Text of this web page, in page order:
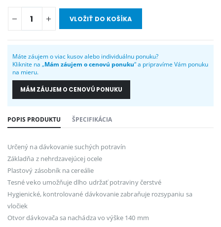
VLOŽIŤ DO KOŠÍKA
Máte záujem o viac kusov alebo individuálnu ponuku?
Kliknite na „Mám záujem o cenovú ponuku“ a pripravíme Vám ponuku
na mieru.
MÁM ZÁUJEM O CENOVÚ PONUKU
POPIS PRODUKTU ŠPECIFIKÁCIA
Určený na dávkovanie suchých potravín
Základňa z nehrdzavejúcej ocele
Plastový zásobník na cereálie
Tesné veko umožňuje dlho udržať potraviny čerstvé
Hygienické, kontrolované dávkovanie zabraňuje rozsypaniu sa
vločiek
Otvor dávkovača sa nachádza vo výške 140 mm